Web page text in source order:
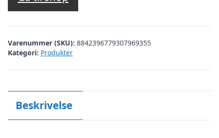
var:
kr. 449,95.kr. 349,95.
Varenummer (SKU): 8842396779307969355
Kategori: Produkter
Beskrivelse